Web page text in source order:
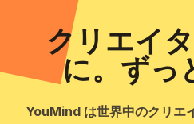
クリエイ
に。ずっ
YouMind は世界中のクリエ